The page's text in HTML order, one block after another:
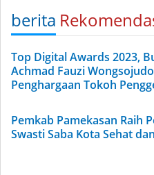
berita
Top Digital Awards 2023,
Achmad Fauzi
Penghargaan Tokoh
Pemkab Pamekasan Raih
Swasti Saba Kota Sehat